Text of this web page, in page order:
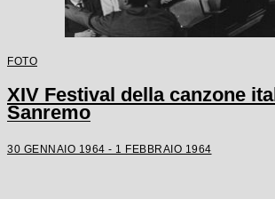
FOTO
XIV Festival della canzone
Sanremo
30 GENNAIO 1964 - 1 FEBBRAIO 1964